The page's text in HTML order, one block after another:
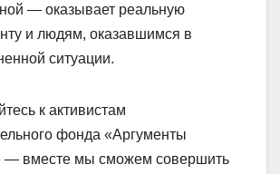
— оказывает реальную
и людям, оказавшимся в
ситуации.
к активистам
фонда «Аргументы
— вместе мы сможем совершить